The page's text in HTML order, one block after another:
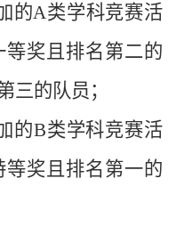
的A类学科竞赛活
奖且排名第二的
三的队员；
的B类学科竞赛活
奖且排名第一的